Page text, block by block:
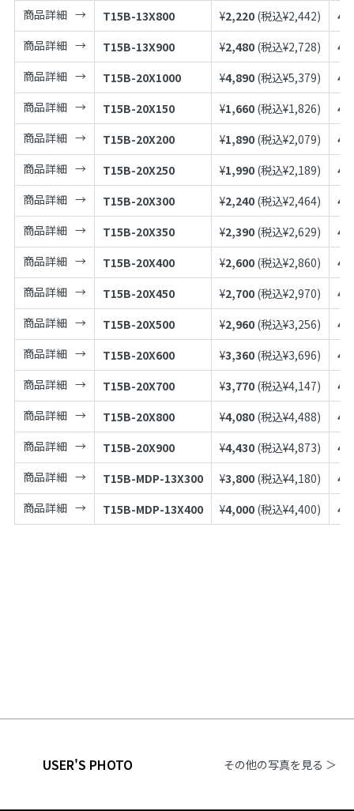
商品詳細 T15B-13X800 ¥2,220 (税込¥2,442)
商品詳細
T15B-13X900 ¥2,480 (税込¥2,728)
商品詳細
T15B-20X1000 ¥4,890 (税込¥5,379)
商品詳細
T15B-20X150 ¥1,660 (税込¥1,826)
商品詳細
T15B-20X200 ¥1,890 (税込¥2,079)
商品詳細
T15B-20X250 ¥1,990 (税込¥2,189)
商品詳細
T15B-20X300 ¥2,240 (税込¥2,464)
商品詳細
T15B-20X350 ¥2,390 (税込¥2,629)
商品詳細
T15B-20X400 ¥2,600 (税込¥2,860)
商品詳細
T15B-20X450 ¥2,700 (税込¥2,970)
商品詳細
T15B-20X500 ¥2,960 (税込¥3,256)
商品詳細
T15B-20X600 ¥3,360 (税込¥3,696)
商品詳細
T15B-20X700 ¥3,770 (税込¥4,147)
商品詳細
T15B-20X800 ¥4,080 (税込¥4,488)
商品詳細
T15B-20X900 ¥4,430 (税込¥4,873)
商品詳細
T15B-MDP-13X300 ¥3,800 (税込¥4,180)
商品詳細
T15B-MDP-13X400 ¥4,000 (税込¥4,400)
USER'S PHOTO その他の写真を見る ＞